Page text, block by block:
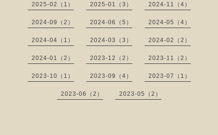
2025-02（1） 2025-01（3） 2024-11（4）
2024-09（2） 2024-06（5） 2024-05（4）
2024-04（1） 2024-03（3） 2024-02（2）
2024-01（2） 2023-12（2） 2023-11（2）
2023-10（1） 2023-09（4） 2023-07（1）
2023-06（2） 2023-05（2）